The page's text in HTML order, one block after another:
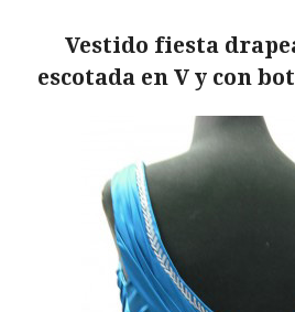
Vestido fiesta
escotada en V y con